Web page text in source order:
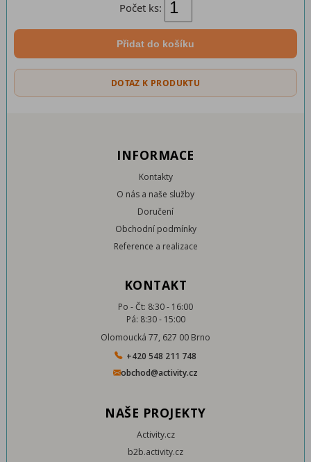
Počet ks:
Přidat do košíku
DOTAZ K PRODUKTU
INFORMACE
Kontakty
O nás a naše služby
Doručení
Obchodní podmínky
Reference a realizace
KONTAKT
Po - Čt: 8:30 - 16:00
Pá: 8:30 - 15:00
Olomoucká 77, 627 00 Brno
+420 548 211 748
obchod@activity.cz
NAŠE PROJEKTY
Activity.cz
b2b.activity.cz